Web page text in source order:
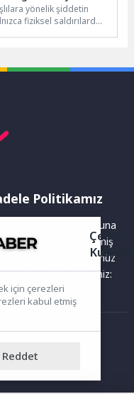
yönelik şiddetin
fiziksel saldırılardan
Politikamız
hazırlanır. Buna
veya güncelliğini yitirmiş
olduğunu düşündüğünüz
bize bildirebilirsiniz:
kopyalanamaz,
Çerez
için çerezleri
kabul etmiş
Reddet